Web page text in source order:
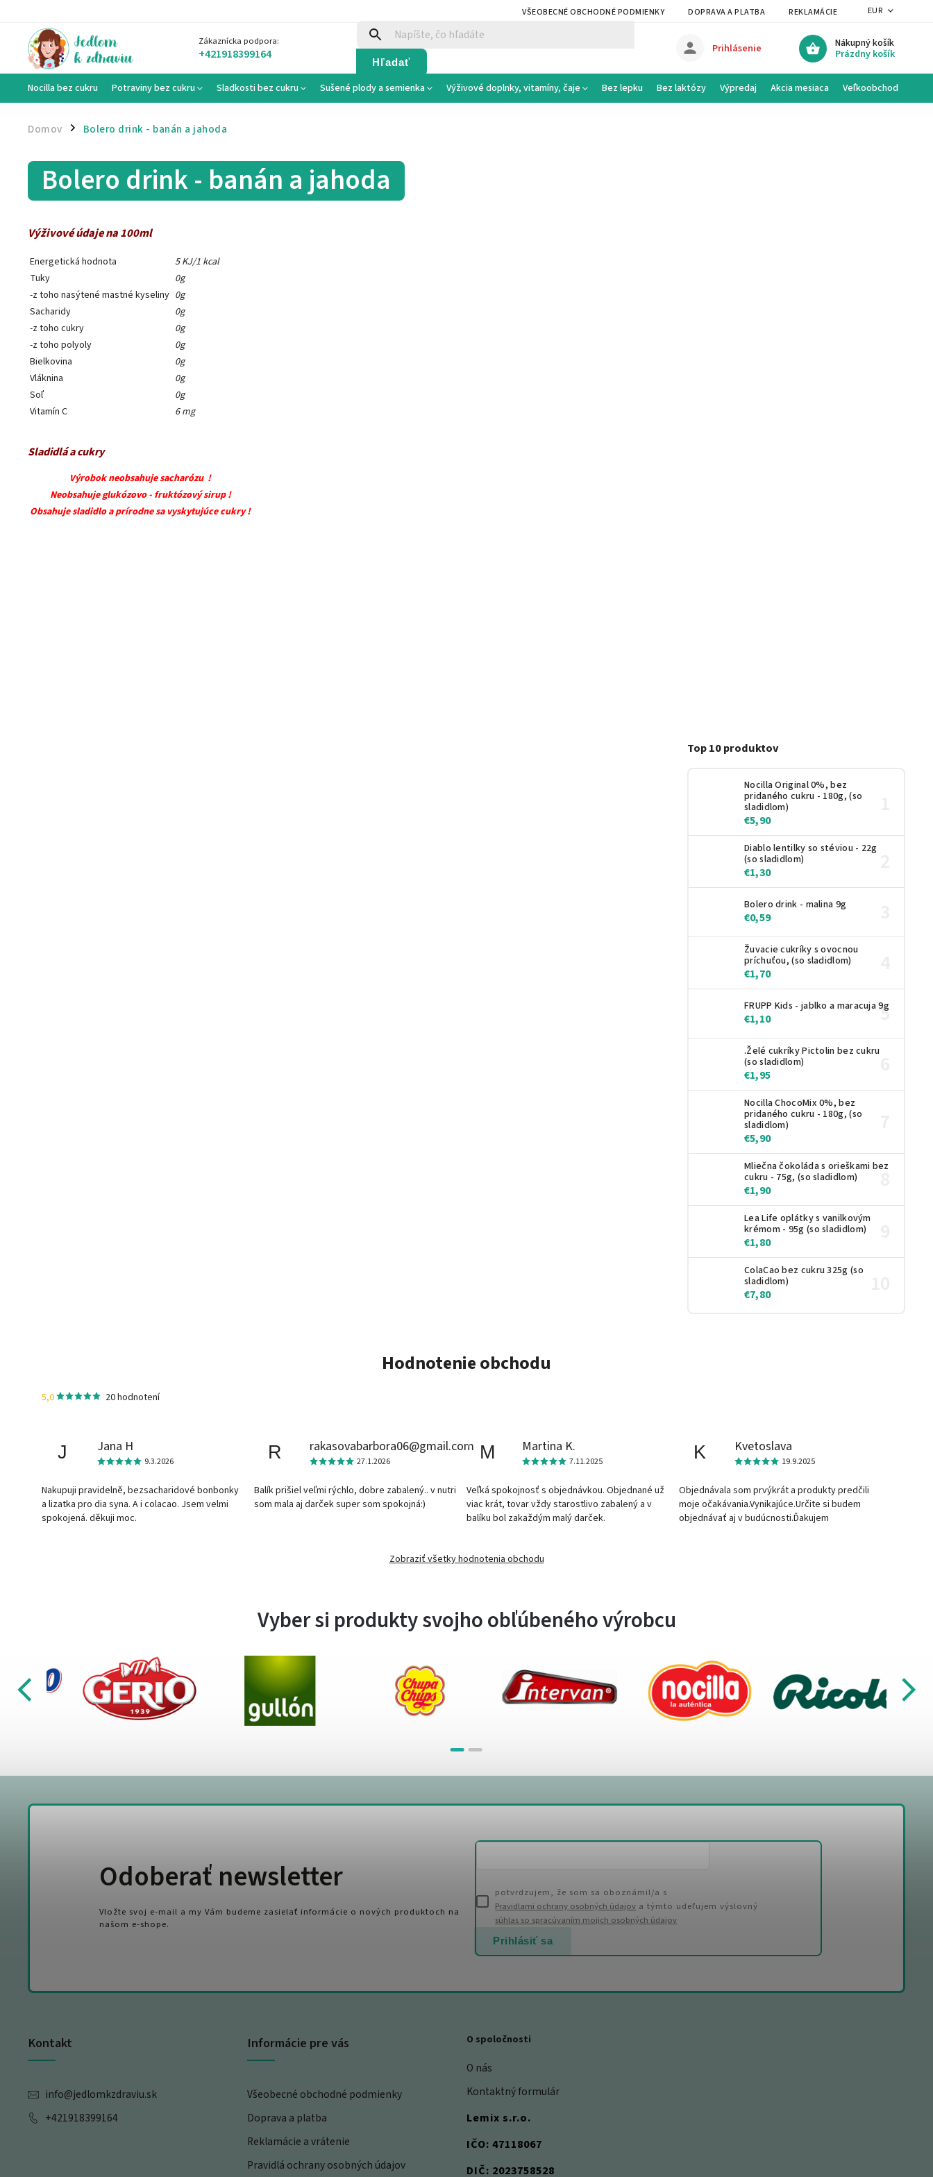
VŠEOBECNÉ OBCHODNÉ PODMIENKY DOPRAVA A PLATBA REKLAMÁCIE A VRÁTENIE
EUR
Zákaznícka podpora:
+421918399164 Hľadať
Nákupný košík
Prázdny košík
Prihlásenie
Nocilla bez cukru Potraviny bez cukru Sladkosti bez cukru Sušené plody a semienka Výživové doplnky, vitamíny, čaje Bez lepku Bez laktózy Výpredaj Akcia mesiaca Veľkoobchod
Domov / Bolero drink - banán a jahoda
Top 10 produktov
Nocilla Original 0%, bez
pridaného cukru - 180g, (so
sladidlom)
€5,90
Diablo lentilky so stéviou - 22g
(so sladidlom)
€1,30
Bolero drink - malina 9g
€0,59
Žuvacie cukríky s ovocnou
príchuťou, (so sladidlom)
€1,70
FRUPP Kids - jablko a maracuja 9g
€1,10
.Želé cukríky Pictolin bez cukru
(so sladidlom)
€1,95
Nocilla ChocoMix 0%, bez
pridaného cukru - 180g, (so
sladidlom)
€5,90
Mliečna čokoláda s orieškami bez
cukru - 75g, (so sladidlom)
€1,90
Lea Life oplátky s vanilkovým
krémom - 95g (so sladidlom)
€1,80
ColaCao bez cukru 325g (so
sladidlom)
€7,80
Bolero drink - banán a jahoda
Výživové údaje na 100ml
Energetická hodnota
5 KJ/1 kcal
Tuky
0g
-z toho nasýtené mastné kyseliny 0g
Sacharidy
0g
-z toho cukry
0g
-z toho polyoly
0g
Bielkovina
0g
Vláknina
0g
Soľ
0g
Vitamín C
6 mg
Sladidlá a cukry
Výrobok neobsahuje sacharózu !
Neobsahuje glukózovo - fruktózový sirup !
Obsahuje sladidlo a prírodne sa vyskytujúce cukry !
Hodnotenie obchodu
5,0 20 hodnotení
J Jana H
9.3.2026
Nakupuji pravidelně, bezsacharidové bonbonky
a lizatka pro dia syna. A i colacao. Jsem velmi
spokojená. děkuji moc.
R rakasovabarbora06@gmail.com
27.1.2026
Balík prišiel veľmi rýchlo, dobre zabalený.. v nutri
som mala aj darček super som spokojná:)
M Martina K.
7.11.2025
Veľká spokojnosť s objednávkou. Objednané už
viac krát, tovar vždy starostlivo zabalený a v
balíku bol zakaždým malý darček.
K Kvetoslava
19.9.2025
Objednávala som prvýkrát a produkty predčili
moje očakávania.Vynikajúce.Určite si budem
objednávať aj v budúcnosti.Ďakujem
Zobraziť všetky hodnotenia obchodu
Vyber si produkty svojho obľúbeného výrobcu
Kontakt
info@jedlomkzdraviu.sk
+421918399164
Informácie pre vás
Všeobecné obchodné podmienky
Doprava a platba
Reklamácie a vrátenie
Pravidlá ochrany osobných údajov
O spoločnosti
O nás
Kontaktný formulár
Lemix s.r.o.
IČO: 47118067
DIČ: 2023758528
Odoberať newsletter
Vložte svoj e-mail a my Vám budeme zasielať informácie o nových produktoch na
našom e-shope.
potvrdzujem, že som sa oboznámil/a s
Pravidlami ochrany osobných údajov a týmto udeľujem výslovný
súhlas so spracúvaním mojich osobných údajov
Prihlásiť sa